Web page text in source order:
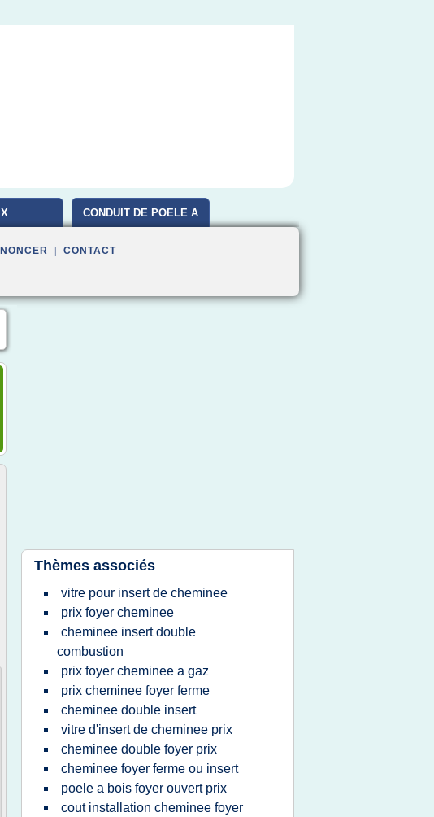
CONDUIT DE POELE A
CONTACT
Thèmes associés
vitre pour insert de cheminee
prix foyer cheminee
cheminee insert double
combustion
prix foyer cheminee a gaz
prix cheminee foyer ferme
cheminee double insert
vitre d'insert de cheminee prix
cheminee double foyer prix
cheminee foyer ferme ou insert
poele a bois foyer ouvert prix
cout installation cheminee foyer